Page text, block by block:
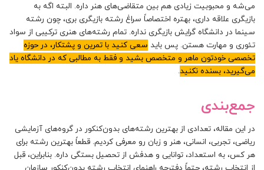
می‌شه و محبوبیت زیادی هم بین متقاضی‌های هنر داره. البته اگه به
بازیگری علاقه داری، بهتره اختصاصاً سراغ رشته بازیگری بری، چون رشته
سینما در دانشگاه گرایش بازیگری نداره. تمام رشته‌‌های هنری ترکیبی از سواد
تئوری و مهارت هستن. پس باید سعی کنید با تمرین و پشتکار، در حوزه
تخصصی خودتون ماهر و متخصص بشید و فقط به مطالبی که در دانشگاه یاد
می‌گیرید، بسنده نکنید.
جمع‌بندی
در این مقاله، تعدادی از بهترین رشته‌های بدون‌کنکور در گروه‌های آزمایشی
ریاضی، تجربی، انسانی، هنر و زبان رو معرفی کردیم. قطعاً بهترین رشته برای
هر کس، به استعداد، توانایی و هدفش از تحصیل بستگی داره. بنابراین، قبل